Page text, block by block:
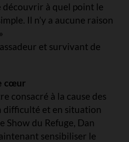
découvrir à quel point le
Il n’y a aucune raison
et survivant de
cœur
consacré à la cause des
difficulté et en situation
Show du Refuge, Dan
sensibiliser le